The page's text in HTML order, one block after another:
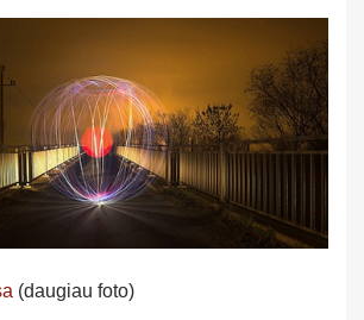
(daugiau foto)